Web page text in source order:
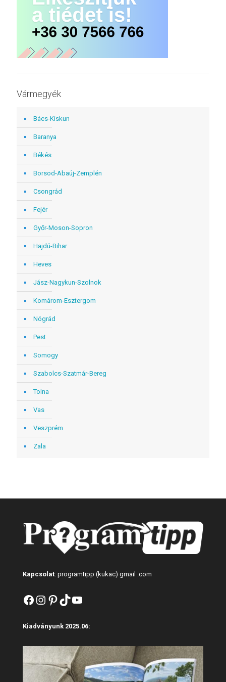
Vármegyék
Bács-Kiskun
Baranya
Békés
Borsod-Abaúj-Zemplén
Csongrád
Fejér
Győr-Moson-Sopron
Hajdú-Bihar
Heves
Jász-Nagykun-Szolnok
Komárom-Esztergom
Nógrád
Pest
Somogy
Szabolcs-Szatmár-Bereg
Tolna
Vas
Veszprém
Zala
Kapcsolat: programtipp (kukac) gmail .com
Facebook
Instagram
Pinterest
TikTok
YouTube
Kiadványunk 2025.06: